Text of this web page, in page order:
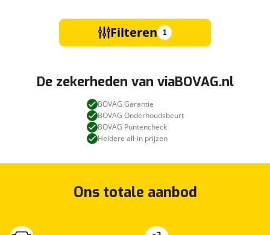
Filteren 1
De zekerheden van viaBOVAG.nl
BOVAG Garantie
BOVAG Onderhoudsbeurt
BOVAG Puntencheck
Heldere all-in prijzen
Ons totale aanbod